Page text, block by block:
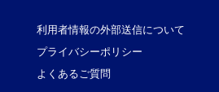
利用者情報の外部送信について
プライバシーポリシー
よくあるご質問